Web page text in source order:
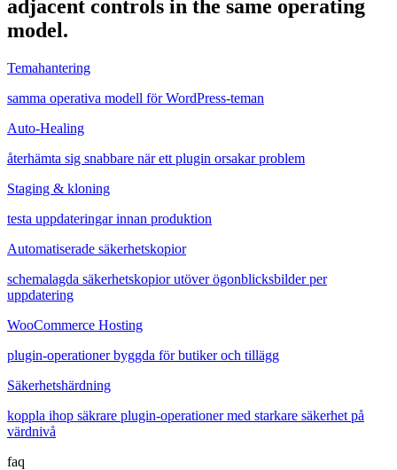
adjacent controls in the same operating
model.
Temahantering
samma operativa modell för WordPress-teman
Auto-Healing
återhämta sig snabbare när ett plugin orsakar problem
Staging & kloning
testa uppdateringar innan produktion
Automatiserade säkerhetskopior
schemalagda säkerhetskopior utöver ögonblicksbilder per
uppdatering
WooCommerce Hosting
plugin-operationer byggda för butiker och tillägg
Säkerhetshärdning
koppla ihop säkrare plugin-operationer med starkare säkerhet på
värdnivå
faq